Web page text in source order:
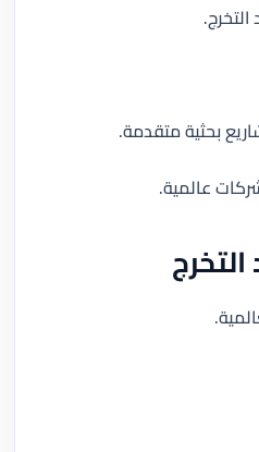
بحثية متقدمة.
عالمية.